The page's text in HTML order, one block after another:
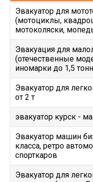
Эвакуатор для
(мотоциклы,
мотоколяски,
Эвакуация для
(отечественные
иномарки до 1,5
Эвакуатор для
от 2 т
эвакуатор курск -
Эвакуатор машин
класса, ретро
спорткаров
Эвакуатор для